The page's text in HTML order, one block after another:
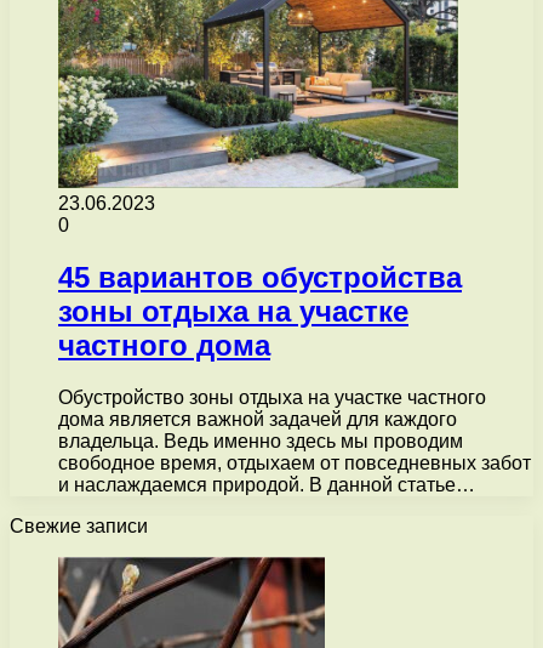
23.06.2023
0
45 вариантов обустройства
зоны отдыха на участке
частного дома
Обустройство зоны отдыха на участке частного
дома является важной задачей для каждого
владельца. Ведь именно здесь мы проводим
свободное время, отдыхаем от повседневных забот
и наслаждаемся природой. В данной статье…
Свежие записи